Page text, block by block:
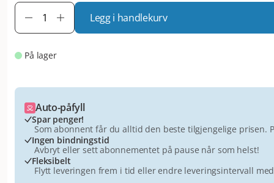
Legg i handlekurv
På lager
Auto-påfyll
Spar penger!
Som abonnent får du alltid den beste tilgjengelige prisen.
Ingen bindningstid
Avbryt eller sett abonnementet på pause når som helst!
Fleksibelt
Flytt leveringen frem i tid eller endre leveringsintervall